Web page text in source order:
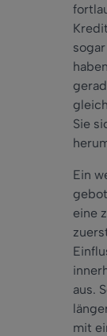
Sie
Ein
eine
aus.
mit